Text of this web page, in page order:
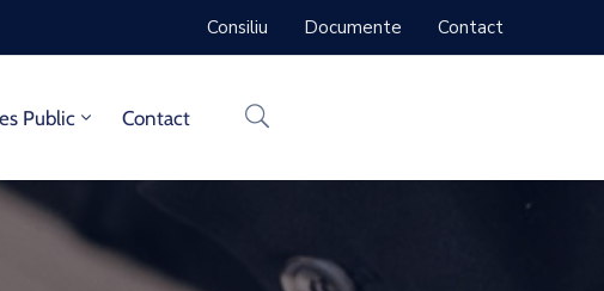
Consiliu Documente Contact
Public Contact